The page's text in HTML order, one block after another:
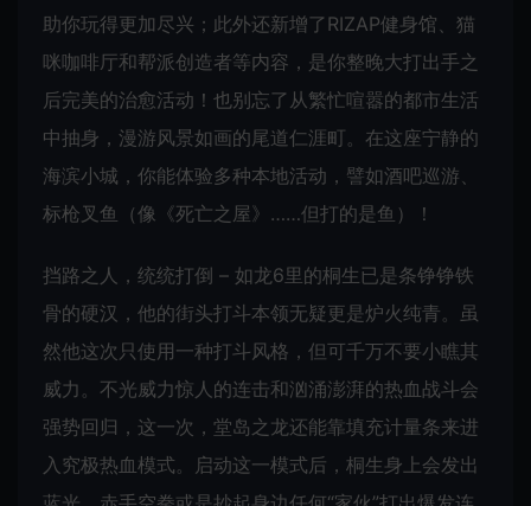
助你玩得更加尽兴；此外还新增了RIZAP健身馆、猫
咪咖啡厅和帮派创造者等内容，是你整晚大打出手之
后完美的治愈活动！也别忘了从繁忙喧嚣的都市生活
中抽身，漫游风景如画的尾道仁涯町。在这座宁静的
海滨小城，你能体验多种本地活动，譬如酒吧巡游、
标枪叉鱼（像《死亡之屋》……但打的是鱼）！
挡路之人，统统打倒 – 如龙6里的桐生已是条铮铮铁
骨的硬汉，他的街头打斗本领无疑更是炉火纯青。虽
然他这次只使用一种打斗风格，但可千万不要小瞧其
威力。不光威力惊人的连击和汹涌澎湃的热血战斗会
强势回归，这一次，堂岛之龙还能靠填充计量条来进
入究极热血模式。启动这一模式后，桐生身上会发出